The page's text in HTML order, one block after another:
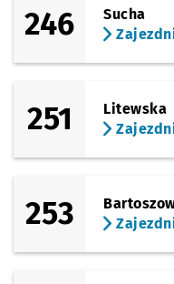
246
Sucha
251
Litewska
253